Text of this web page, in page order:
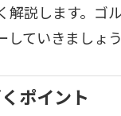
解説します。ゴ
していきましょ
ポイント